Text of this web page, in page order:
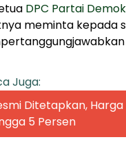
DPC Partai
meminta kepada
Juga:
Ditetapkan,
5 Persen